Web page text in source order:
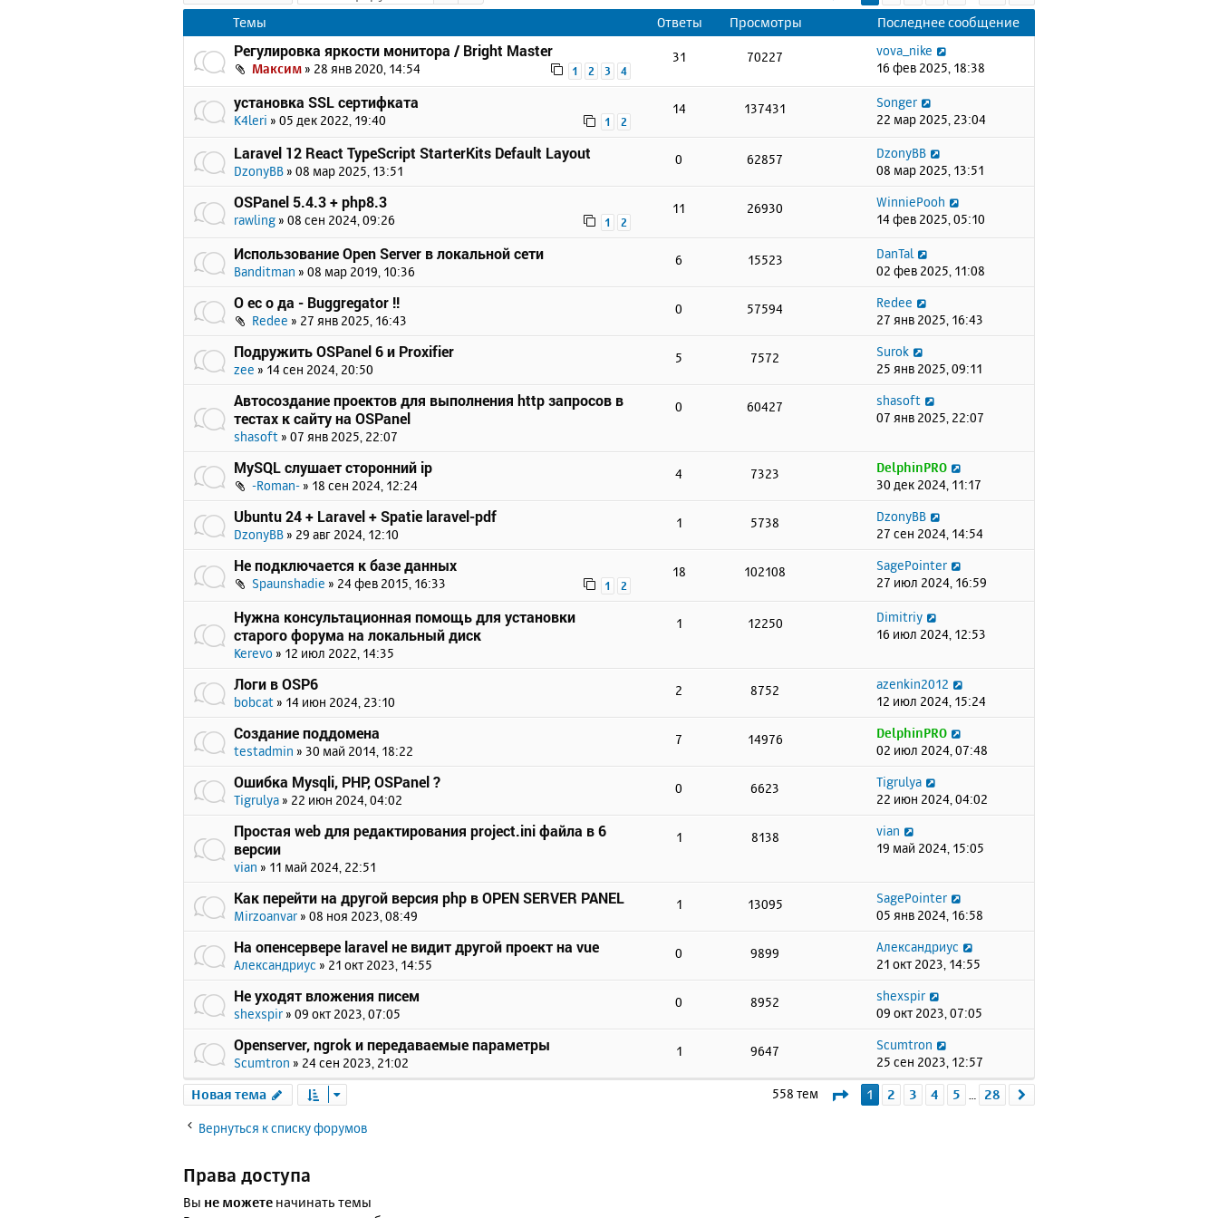
Темы
Ответы Просмотры Последнее сообщение
Регулировка яркости монитора / Bright Master
Максим» 28 янв 2020, 14:54 1 2 3 4
31 70227
vova_nike
16 фев 2025, 18:38
установка SSL сертифката
K4leri » 05 дек 2022, 19:40 1 2
14 137431
Songer
22 мар 2025, 23:04
Laravel 12 React TypeScript StarterKits Default Layout
DzonyBB » 08 мар 2025, 13:51
0 62857
DzonyBB
08 мар 2025, 13:51
OSPanel 5.4.3 + php8.3
rawling » 08 сен 2024, 09:26 1 2
11 26930
WinniePooh
14 фев 2025, 05:10
Использование Open Server в локальной сети
Banditman » 08 мар 2019, 10:36
6 15523
DanTal
02 фев 2025, 11:08
О ес о да - Buggregator !!
Redee » 27 янв 2025, 16:43
0 57594
Redee
27 янв 2025, 16:43
Подружить OSPanel 6 и Proxifier
zee » 14 сен 2024, 20:50
5 7572
Surok
25 янв 2025, 09:11
Автосоздание проектов для выполнения http запросов в
тестах к сайту на OSPanel
shasoft » 07 янв 2025, 22:07
0 60427
shasoft
07 янв 2025, 22:07
MySQL слушает сторонний ip
-Roman-» 18 сен 2024, 12:24
4 7323
DelphinPRO
30 дек 2024, 11:17
Ubuntu 24 + Laravel + Spatie laravel-pdf
DzonyBB » 29 авг 2024, 12:10
1 5738
DzonyBB
27 сен 2024, 14:54
Не подключается к базе данных
Spaunshadie » 24 фев 2015, 16:33 1 2
18 102108
SagePointer
27 июл 2024, 16:59
Нужна консультационная помощь для установки
старого форума на локальный диск
Kerevo » 12 июл 2022, 14:35
1 12250
Dimitriy
16 июл 2024, 12:53
Логи в OSP6
bobcat » 14 июн 2024, 23:10
2 8752
azenkin2012
12 июл 2024, 15:24
Создание поддомена
testadmin » 30 май 2014, 18:22
7 14976
DelphinPRO
02 июл 2024, 07:48
Ошибка Mysqli, PHP, OSPanel ?
Tigrulya » 22 июн 2024, 04:02
0 6623
Tigrulya
22 июн 2024, 04:02
Простая web для редактирования project.ini файла в 6
версии
vian » 11 май 2024, 22:51
1 8138
vian
19 май 2024, 15:05
Как перейти на другой версия php в OPEN SERVER PANEL
Mirzoanvar » 08 ноя 2023, 08:49
1 13095
SagePointer
05 янв 2024, 16:58
На опенсервере laravel не видит другой проект на vue
Александриус » 21 окт 2023, 14:55
0 9899
Александриус
21 окт 2023, 14:55
Не уходят вложения писем
shexspir » 09 окт 2023, 07:05
0 8952
shexspir
09 окт 2023, 07:05
Openserver, ngrok и передаваемые параметры
Scumtron » 24 сен 2023, 21:02
1 9647
Scumtron
25 сен 2023, 12:57
Новая тема 558 тем Страница1 из 28
1 2 3 4 5 28
Вернуться к списку форумов
Права доступа
Вы не можете начинать темы